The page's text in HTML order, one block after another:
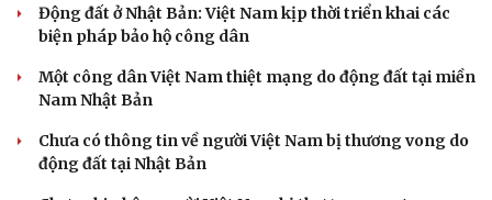
Động đất ở Nhật Bản: Việt Nam kịp thời triển khai các
biện pháp bảo hộ công dân
Một công dân Việt Nam thiệt mạng do động đất tại miền
Nam Nhật Bản
Chưa có thông tin về người Việt Nam bị thương vong do
động đất tại Nhật Bản